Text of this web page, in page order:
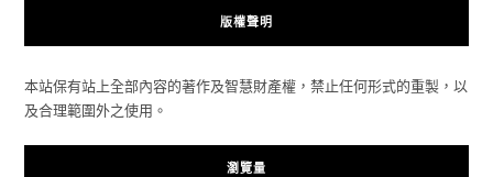
版權聲明
本站保有站上全部內容的著作及智慧財產權，禁止任何形式的重製，以
及合理範圍外之使用。
瀏覽量